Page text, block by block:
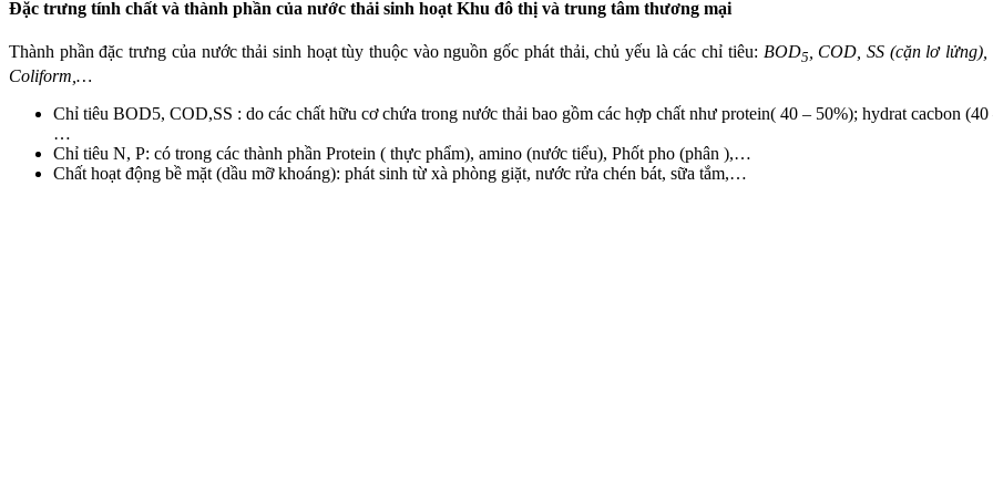
Đặc trưng tính chất và thành phần của nước thải sinh hoạt Khu đô thị và trung tâm thương mại
Thành phần đặc trưng của nước thải sinh hoạt tùy thuộc vào nguồn gốc phát thải, chủ yếu là các chỉ tiêu: BOD5
, COD, SS (cặn lơ
Coliform,…
Chỉ tiêu BOD5, COD,SS : do các chất hữu cơ chứa trong nước thải bao gồm các hợp chất như protein( 40 – 50%); hydrat cacbon
…
Chỉ tiêu N, P: có trong các thành phần Protein ( thực phẩm), amino (nước tiểu), Phốt pho (phân ),…
Chất hoạt động bề mặt (dầu mỡ khoáng): phát sinh từ xà phòng giặt, nước rửa chén bát, sữa tắm,…